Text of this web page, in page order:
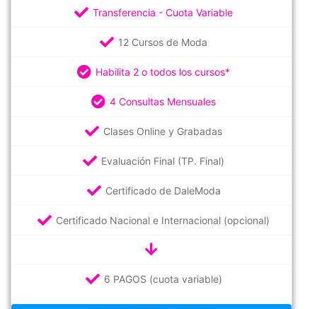
Transferencia - Cuota Variable
12 Cursos de Moda
Habilita 2 o todos los cursos*
4 Consultas Mensuales
Clases Online y Grabadas
Evaluación Final (TP. Final)
Certificado de DaleModa
Certificado Nacional e Internacional (opcional)
6 PAGOS (cuota variable)